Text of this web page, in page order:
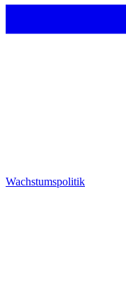
Wachstumspolitik